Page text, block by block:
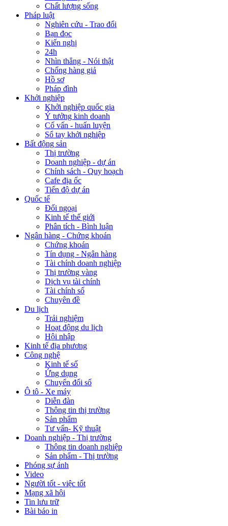
Chất lượng sống
Pháp luật
Nghiên cứu - Trao đổi
Bạn đọc
Kiến nghị
24h
Nhìn thẳng - Nói thật
Chống hàng giả
Hồ sơ
Pháp đình
Khởi nghiệp
Khởi nghiệp quốc gia
Ý tưởng kinh doanh
Cố vấn - huấn luyện
Sổ tay khởi nghiệp
Bất động sản
Thị trường
Doanh nghiệp - dự án
Chính sách - Quy hoạch
Cafe địa ốc
Tiến độ dự án
Quốc tế
Đối ngoại
Kinh tế thế giới
Phân tích - Bình luận
Ngân hàng - Chứng khoán
Chứng khoán
Tín dụng - Ngân hàng
Tài chính doanh nghiệp
Thị trường vàng
Dịch vụ tài chính
Tài chính số
Chuyên đề
Du lịch
Trải nghiệm
Hoạt động du lịch
Hội nhập
Kinh tế địa phương
Công nghệ
Kinh tế số
Ứng dụng
Chuyển đổi số
Ô tô - Xe máy
Diễn đàn
Thông tin thị trường
Sản phẩm
Tư vấn- Kỹ thuật
Doanh nghiệp - Thị trường
Thông tin doanh nghiệp
Sản phẩm - Thị trường
Phóng sự ảnh
Video
Người tốt - việc tốt
Mạng xã hội
Tin lưu trữ
Bài báo in